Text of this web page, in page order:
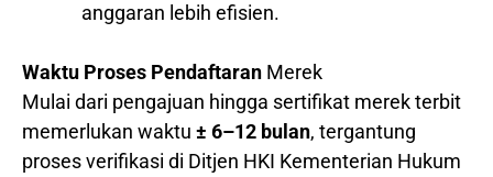
anggaran lebih efisien.
Waktu Proses Pendaftaran Merek
Mulai dari pengajuan hingga sertifikat merek terbit
memerlukan waktu ± 6–12 bulan, tergantung
proses verifikasi di Ditjen HKI Kementerian Hukum